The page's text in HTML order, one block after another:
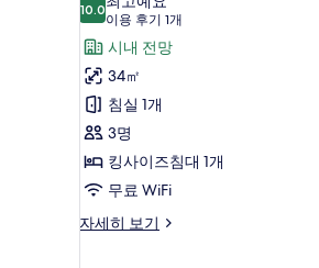
망
사
진
모
두
보
기
대
개,
시
내
전
망
세
히
기
미
어
룸,
킹
사
이
즈
침
10.010.0점 만점 중 10점
이용 후기 1개
(이
용
후
기
개)
시내 전망
34㎡
침실 1개
3명
킹사이즈침대 1개
무료 WiFi
자세히 보기
프